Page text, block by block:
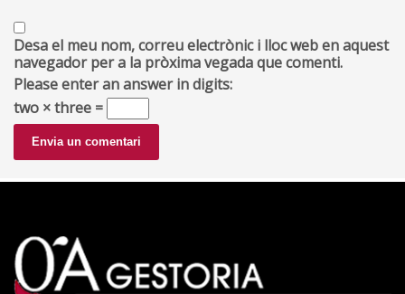
Desa el meu nom, correu electrònic i lloc web en aquest
navegador per a la pròxima vegada que comenti.
Please enter an answer in digits:
two × three =